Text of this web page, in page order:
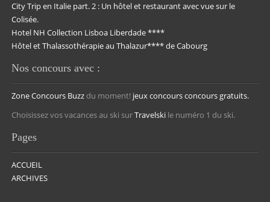
City Trip en Italie part. 2 : Un hôtel et restaurant avec vue sur le
Colisée.
Hotel NH Collection Lisboa Liberdade ****
Hôtel et Thalassothérapie au Thalazur**** de Cabourg
Nos concours avec :
Zone Concours Buzz du moment! jeux concoursconcours gratuits.
Choisissez vos vacances au ski surTravelski le numéro 1 du ski.
Pages
ACCUEIL
ARCHIVES